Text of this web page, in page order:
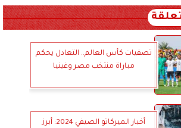
تصفيات كأس العالم.. التعادل يحكم
مباراة منتخب مصر وغينيا
أخبار الميركاتو الصيفي 2024: أبرز